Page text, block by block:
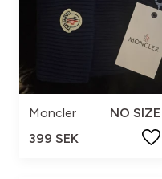
Moncler
NO SIZE
399 SEK